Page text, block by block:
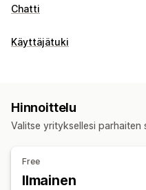
Chatti
Reaaliaikaiset viestit
Reaaliaikainen käännös
Käyttäytymisen seuranta
Automaattiset vastaukset
Käyttäjätuki
Itsepalvelu
Hinnoittelu
Valitse yrityksellesi parhaiten
Free
Ilmainen